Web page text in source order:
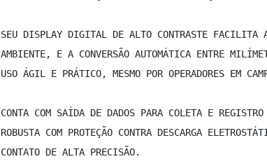
SEU DISPLAY DIGITAL DE ALTO CONTRASTE FACILITA
AMBIENTE, E A CONVERSÃO AUTOMÁTICA ENTRE
USO ÁGIL E PRÁTICO, MESMO POR OPERADORES EM
CONTA COM SAÍDA DE DADOS PARA COLETA E
ROBUSTA COM PROTEÇÃO CONTRA DESCARGA
CONTATO DE ALTA PRECISÃO.